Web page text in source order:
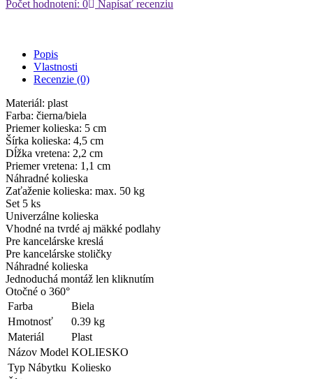
Počet hodnotení: 0 Napísať recenziu
Popis
Vlastnosti
Recenzie (0)
Materiál: plast
Farba: čierna/biela
Priemer kolieska: 5 cm
Šírka kolieska: 4,5 cm
Dĺžka vretena: 2,2 cm
Priemer vretena: 1,1 cm
Náhradné kolieska
Zaťaženie kolieska: max. 50 kg
Set 5 ks
Univerzálne kolieska
Vhodné na tvrdé aj mäkké podlahy
Pre kancelárske kreslá
Pre kancelárske stoličky
Náhradné kolieska
Jednoduchá montáž len kliknutím
Otočné o 360°
Farba
Biela
Hmotnosť
0.39 kg
Materiál
Plast
Názov Model KOLIESKO
Typ Nábytku Koliesko